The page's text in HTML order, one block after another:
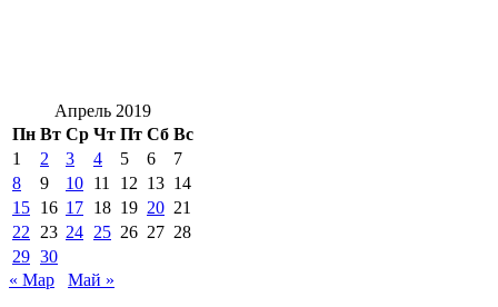
Апрель 2019
Пн Вт Ср Чт Пт Сб Вс
1
2 3 4 5 6
7
8
9 10 11 12 13 14
15 16 17 18 19 20 21
22
23 24 25 26 27 28
29 30
« Мар
Май »